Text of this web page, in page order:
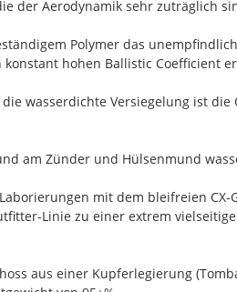
der Aerodynamik sehr zuträglich
Polymer das
hohen Ballistic Coefficient
die wasserdichte Versiegelung ist
am Zünder und Hülsenmund
mit dem bleifreien CX-
Linie zu einer extrem
aus einer Kupferlegierung